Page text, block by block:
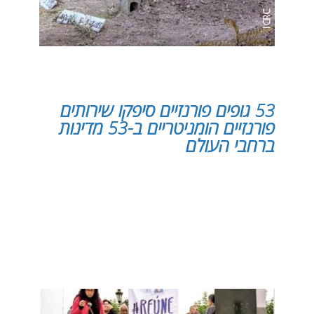
53 גופים פורנזיים סיפקו שירותים
פורנזיים הומניטריים ב-53 מדינות
ברחבי העולם